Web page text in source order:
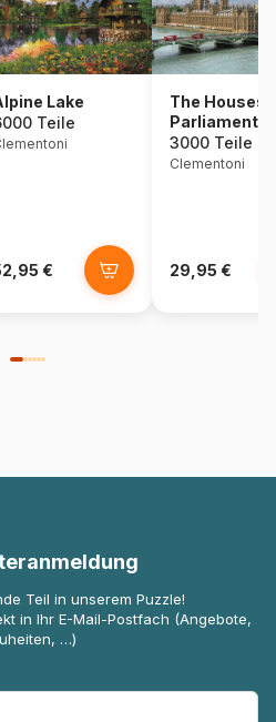
Lake
Teile
€
The Houses
Parliament
3000 Teile
Clementoni
29,95 €
Teil in unserem Puzzle!
in Ihr E-Mail-Postfach (Angebote,
…)